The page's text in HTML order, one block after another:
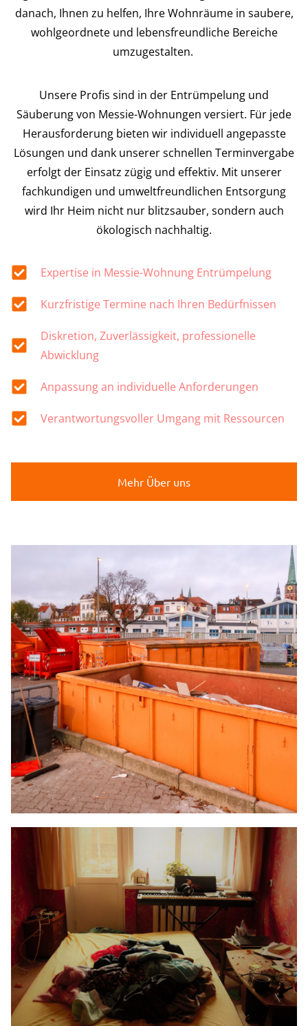
danach, Ihnen zu helfen, Ihre Wohnräume in saubere,
wohlgeordnete und lebensfreundliche Bereiche
umzugestalten.
Unsere Profis sind in der Entrümpelung und
Säuberung von Messie-Wohnungen versiert. Für jede
Herausforderung bieten wir individuell angepasste
Lösungen und dank unserer schnellen Terminvergabe
erfolgt der Einsatz zügig und effektiv. Mit unserer
fachkundigen und umweltfreundlichen Entsorgung
wird Ihr Heim nicht nur blitzsauber, sondern auch
ökologisch nachhaltig.
Expertise in Messie-Wohnung Entrümpelung
Kurzfristige Termine nach Ihren Bedürfnissen
Diskretion, Zuverlässigkeit, professionelle
Abwicklung
Anpassung an individuelle Anforderungen
Verantwortungsvoller Umgang mit Ressourcen
Mehr Über uns